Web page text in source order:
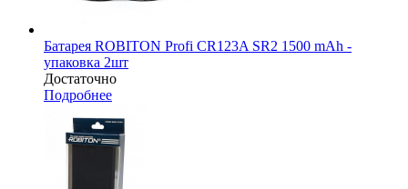
Батарея ROBITON Profi CR123A SR2 1500 mAh -
упаковка 2шт
Достаточно
Подробнее